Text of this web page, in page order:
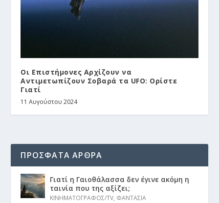
Οι Επιστήμονες Αρχίζουν να
Αντιμετωπίζουν Σοβαρά τα UFO: Ορίστε
Γιατί
11 Αυγούστου 2024
ΠΡΟΣΦΑΤΑ ΑΡΘΡΑ
Γιατί η Γαιοθάλασσα δεν έγινε ακόμη η
ταινία που της αξίζει;
ΚΙΝΗΜΑΤΟΓΡΑΦΟΣ/TV, ΦΑΝΤΑΣΙΑ